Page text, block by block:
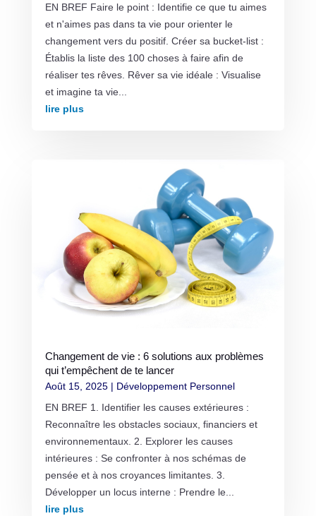
EN BREF Faire le point : Identifie ce que tu aimes
et n'aimes pas dans ta vie pour orienter le
changement vers du positif. Créer sa bucket-list :
Établis la liste des 100 choses à faire afin de
réaliser tes rêves. Rêver sa vie idéale : Visualise
et imagine ta vie...
lire plus
Changement de vie : 6 solutions aux problèmes
qui t’empêchent de te lancer
Août 15, 2025| Développement Personnel
EN BREF 1. Identifier les causes extérieures :
Reconnaître les obstacles sociaux, financiers et
environnementaux. 2. Explorer les causes
intérieures : Se confronter à nos schémas de
pensée et à nos croyances limitantes. 3.
Développer un locus interne : Prendre le...
lire plus